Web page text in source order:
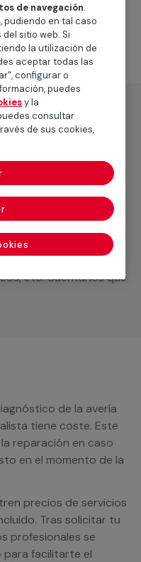
las
de obra que hará
a medida
materiales,
etc. Cuéntanos que
de la avería
tiene coste. Este
reparación en caso
en el momento de la
precios de servicios
Tras solicitar tu
profesionales se
facilitarte el
de navegación.
, pudiendo en tal caso
sitio web. Si
la utilización de
aceptar todas las
configurar o
puedes
y la
consultar
de sus cookies,